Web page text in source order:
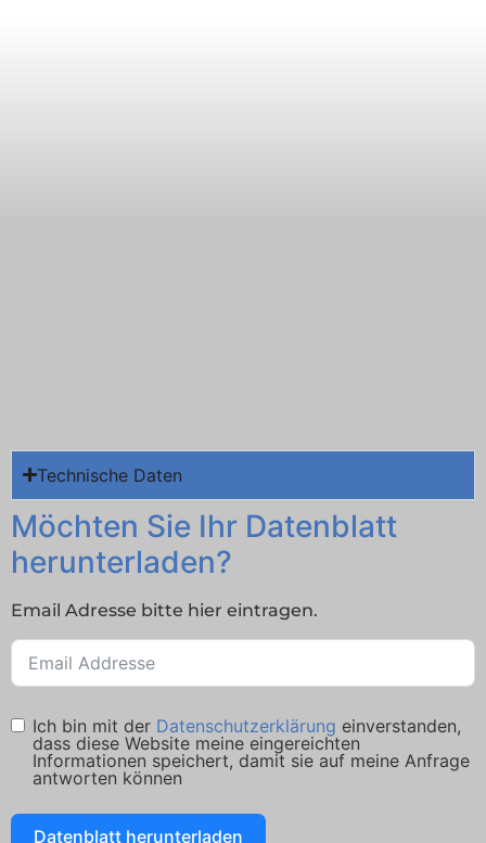
Technische Daten
Möchten Sie Ihr Datenblatt
herunterladen?
Email Adresse bitte hier eintragen.
Ich bin mit der Datenschutzerklärung einverstanden,
dass diese Website meine eingereichten
Informationen speichert, damit sie auf meine Anfrage
antworten können
Datenblatt herunterladen